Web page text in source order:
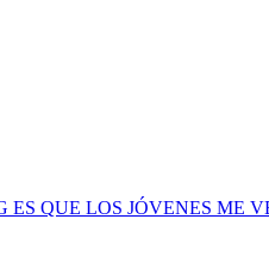
QUE LOS JÓVENES ME